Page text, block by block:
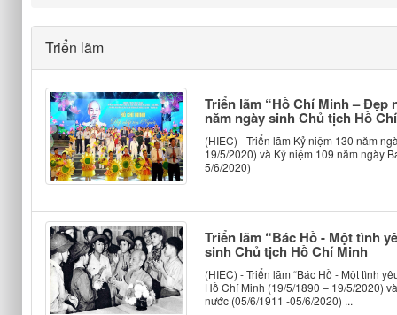
Triển lãm
Triển lãm “Hồ Chí Minh – Đẹp
năm ngày sinh Chủ tịch Hồ
(HIEC) - Triển lãm Kỷ niệm 130 năm
19/5/2020) và Kỷ niệm 109 năm ngày
5/6/2020)
Triển lãm “Bác Hồ - Một tình
sinh Chủ tịch Hồ Chí Minh
(HIEC) - Triển lãm “Bác Hồ - Một tình
Hồ Chí Minh (19/5/1890 – 19/5/2020)
nước (05/6/1911 -05/6/2020) ...